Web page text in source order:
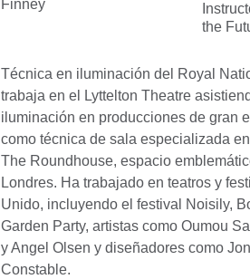
the
Técnica en iluminación del Royal
trabaja en el Lyttelton Theatre
iluminación en producciones de gran
como técnica de sala especializada
The Roundhouse, espacio
Londres. Ha trabajado en teatros y
Unido, incluyendo el festival Noisily,
Garden Party, artistas como Oumou
y Angel Olsen y diseñadores como
Constable.